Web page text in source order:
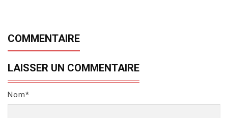
COMMENTAIRE
LAISSER UN COMMENTAIRE
Nom*